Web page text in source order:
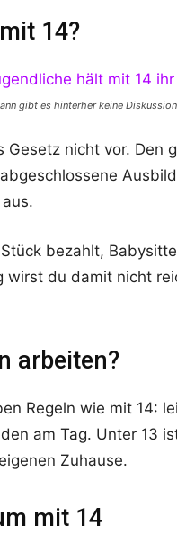
14?
gibt es hinterher keine
nicht vor. Den
bezahlt,
wirst du damit nicht
arbeiten?
Regeln wie mit 14:
am Tag. Unter 13
Zuhause.
mit 14